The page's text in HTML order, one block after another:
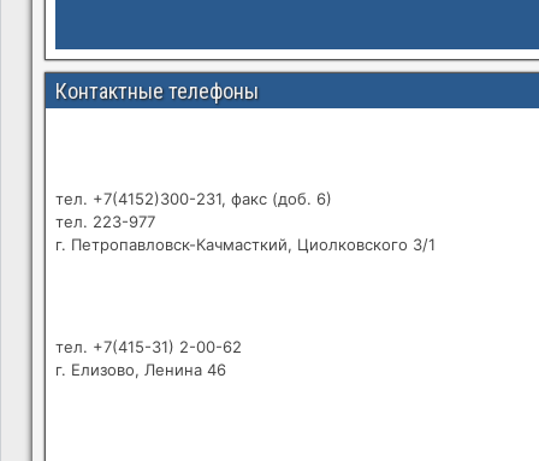
Контактные телефоны
тел. +7(4152)300-231, факс (доб. 6)
тел. 223-977
г. Петропавловск-Качмасткий, Циолковского 3/1
тел. +7(415-31) 2-00-62
г. Елизово, Ленина 46